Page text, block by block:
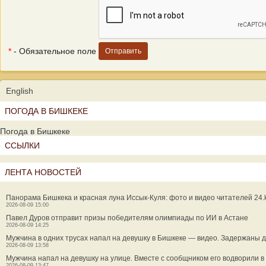
* - Обязательное поле
English
ПОГОДА В БИШКЕКЕ
Погода в Бишкеке
ССЫЛКИ
ЛЕНТА НОВОСТЕЙ
Панорама Бишкека и красная луна Иссык-Куля: фото и видео читателей
2026-08-09 15:00
Павел Дуров отправит призы победителям олимпиады по ИИ в Астане
2026-08-09 14:25
Мужчина в одних трусах напал на девушку в Бишкеке — видео. Задержаны
2026-08-09 13:58
Мужчина напал на девушку на улице. Вместе с сообщником его водворили